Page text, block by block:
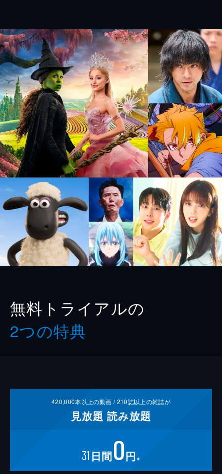
無料トライアルの
2つの特典
420,000本以上の動画 /210誌以上の雑誌が
見放題 読み放題
31 日間0円 ※